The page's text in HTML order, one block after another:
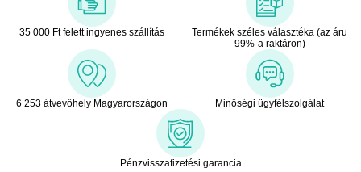
35 000 Ft felett ingyenes szállítás
Termékek széles választéka (az áru
99%-a raktáron)
6 253 átvevőhely Magyarországon Minőségi ügyfélszolgálat
Pénzvisszafizetési garancia